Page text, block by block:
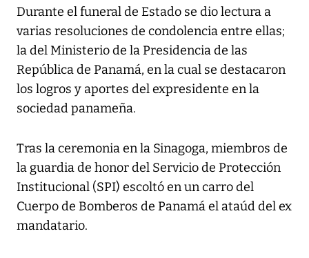
Durante el funeral de Estado se dio lectura a
varias resoluciones de condolencia entre ellas;
la del Ministerio de la Presidencia de las
República de Panamá, en la cual se destacaron
los logros y aportes del expresidente en la
sociedad panameña.
Tras la ceremonia en la Sinagoga, miembros de
la guardia de honor del Servicio de Protección
Institucional (SPI) escoltó en un carro del
Cuerpo de Bomberos de Panamá el ataúd del ex
mandatario.